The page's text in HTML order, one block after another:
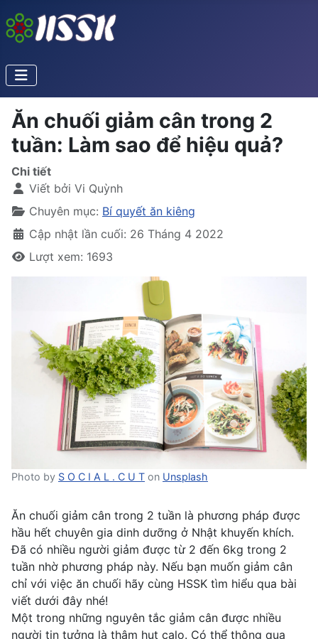
Ăn chuối giảm cân trong 2
tuần: Làm sao để hiệu quả?
Chi tiết
Viết bởi Vi Quỳnh
Chuyên mục: Bí quyết ăn kiêng
Cập nhật lần cuối: 26 Tháng 4 2022
Lượt xem: 1693
Photo by S O C I A L . C U T on Unsplash
Ăn chuối giảm cân trong 2 tuần là phương pháp được
hầu hết chuyên gia dinh dưỡng ở Nhật khuyến khích.
Đã có nhiều người giảm được từ 2 đến 6kg trong 2
tuần nhờ phương pháp này. Nếu bạn muốn giảm cân
chỉ với việc ăn chuối hãy cùng HSSK tìm hiểu qua bài
viết dưới đây nhé!
Một trong những nguyên tắc giảm cân được nhiều
người tin tưởng là thâm hụt calo. Có thể thông qua